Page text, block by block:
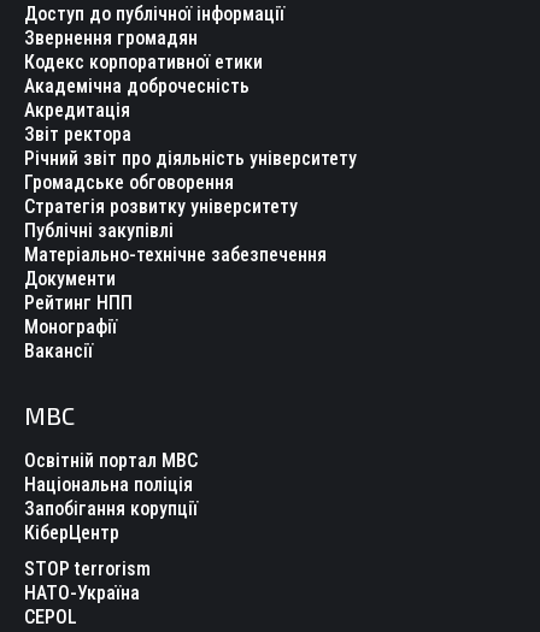
Доступ до публічної інформації
Звернення громадян
Кодекс корпоративної етики
Академічна доброчесність
Акредитація
Звіт ректора
Річний звіт про діяльність університету
Громадське обговорення
Стратегія розвитку університету
Публічні закупівлі
Матеріально-технічне забезпечення
Документи
Рейтинг НПП
Монографії
Вакансії
МВС
Освітній портал МВС
Національна поліція
Запобігання корупції
КіберЦентр
STOP terrorism
НАТО-Україна
CEPOL